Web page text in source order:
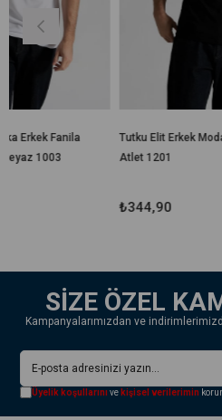
Tutku Elit Erkek Modal Elastan
Atlet 1201
SİZE ÖZEL
Kampanyalarımızdan ve
Üyelik koşullarını ve kişisel verilerimin